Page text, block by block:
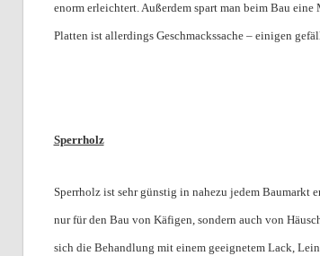
enorm erleichtert. Außerdem spart man beim Bau
Platten ist allerdings Geschmackssache – einigen
Sperrholz
Sperrholz ist sehr günstig in nahezu jedem Baumarkt
nur für den Bau von Käfigen, sondern auch von
sich die Behandlung mit einem geeignetem Lack,